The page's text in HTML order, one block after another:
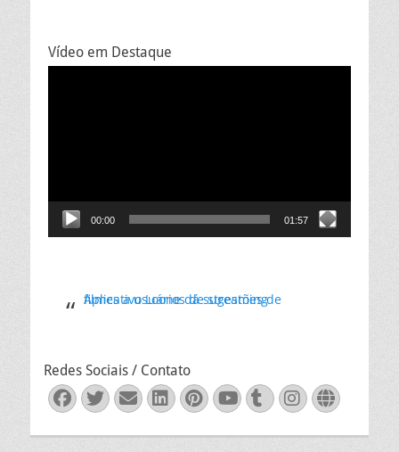
Vídeo em Destaque
00:00 01:57
Aplicativo Loone dá sugestões de filmes a usuários de streaming
Redes Sociais / Contato
Facebook
Twitter
EmailLinkedIn
Pinterest
YouTube
Tumblr